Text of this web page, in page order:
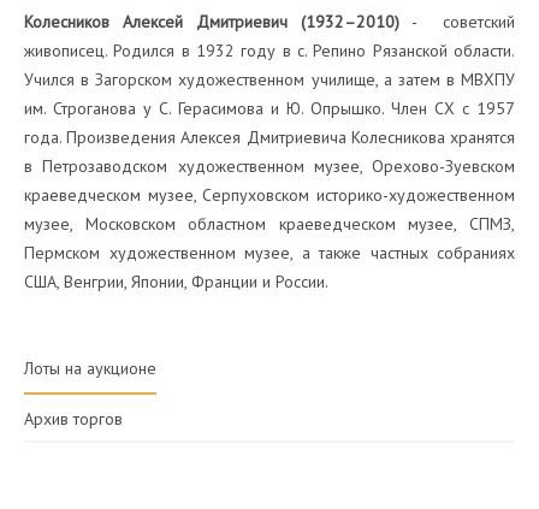
Колесников Алексей Дмитриевич (1932–2010) - советский
живописец. Родился в 1932 году в с. Репино Рязанской области.
Учился в Загорском художественном училище, а затем в МВХПУ
им. Строганова у С. Герасимова и Ю. Опрышко. Член СХ с 1957
года. Произведения Алексея Дмитриевича Колесникова хранятся
в Петрозаводском художественном музее, Орехово-Зуевском
краеведческом музее, Серпуховском историко-художественном
музее, Московском областном краеведческом музее, СПМЗ,
Пермском художественном музее, а также частных собраниях
США, Венгрии, Японии, Франции и России.
Лоты на аукционе
Архив торгов